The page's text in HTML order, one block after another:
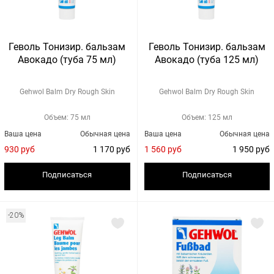
Геволь Тонизир. бальзам
Авокадо (туба 75 мл)
Gehwol Balm Dry Rough Skin
Объем: 75 мл
Обычная цена
1 170 руб
Ваша цена
930 руб
Подписаться
Геволь Тонизир. бальзам
Авокадо (туба 125 мл)
Gehwol Balm Dry Rough Skin
Объем: 125 мл
Обычная цена
1 950 руб
Ваша цена
1 560 руб
Подписаться
-20%